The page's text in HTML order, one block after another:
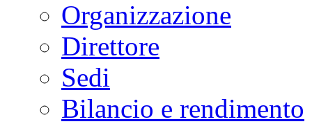
Organizzazione
Direttore
Sedi
Bilancio e rendimento